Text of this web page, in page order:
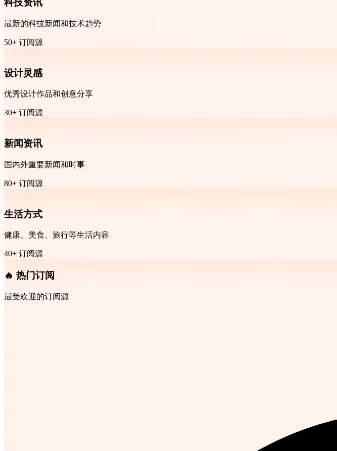
科技资讯
最新的科技新闻和技术趋势
50+ 订阅源
设计灵感
优秀设计作品和创意分享
30+ 订阅源
新闻资讯
国内外重要新闻和时事
80+ 订阅源
生活方式
健康、美食、旅行等生活内容
40+ 订阅源
🔥 热门订阅
最受欢迎的订阅源